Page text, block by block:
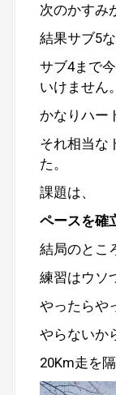
次のかすみ
結果サブ5な
サブ4まで
いけません。
かなりハー
それ相当な
た。
課題は、
ペースを確
結局のとこ
練習はウソ
やったらや
やらないか
20Km走を